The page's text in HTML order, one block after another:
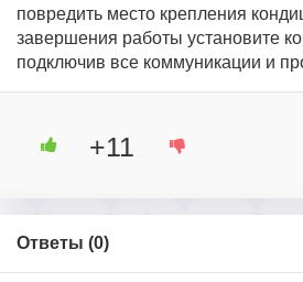
повредить место крепления
завершения работы установите
подключив все коммуникации и
+11
Ответы (0)